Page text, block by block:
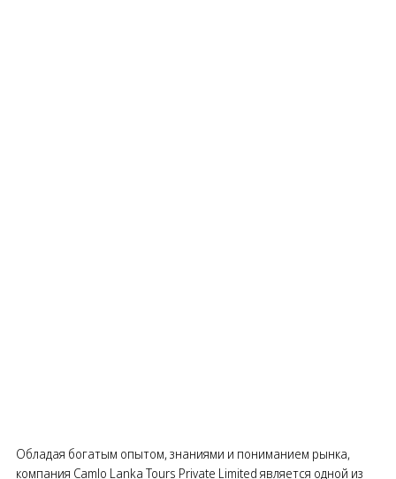
Обладая богатым опытом, знаниями и пониманием рынка,
компания Camlo Lanka Tours Private Limited является одной из